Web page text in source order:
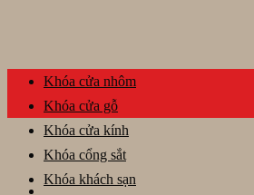
Khóa cửa nhôm
Khóa cửa gỗ
Khóa cửa kính
Khóa cổng sắt
Khóa khách sạn